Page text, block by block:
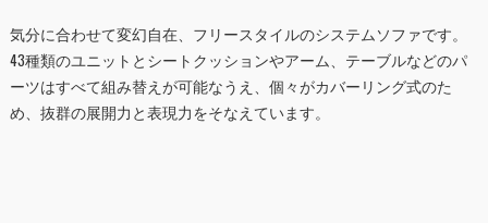
気分に合わせて変幻自在、フリースタイルのシステムソファです。
43種類のユニットとシートクッションやアーム、テーブルなどのパ
ーツはすべて組み替えが可能なうえ、個々がカバーリング式のた
め、抜群の展開力と表現力をそなえています。